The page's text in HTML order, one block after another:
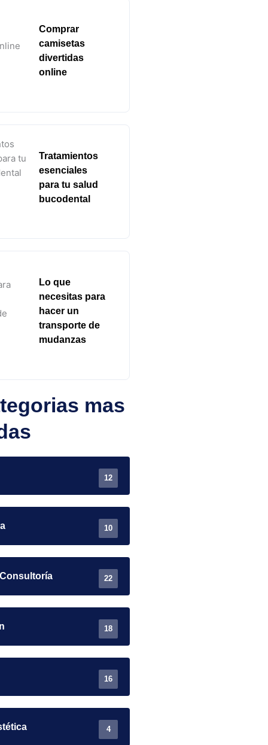
Comprar
camisetas
divertidas
online
Tratamientos
esenciales
para tu salud
bucodental
Lo que
necesitas para
hacer un
transporte de
mudanzas
mas
12
10
22
18
16
4